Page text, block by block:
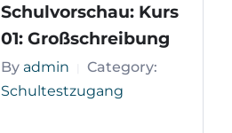
Schulvorschau: Kurs
01: Großschreibung
By admin
Category:
Schultestzugang